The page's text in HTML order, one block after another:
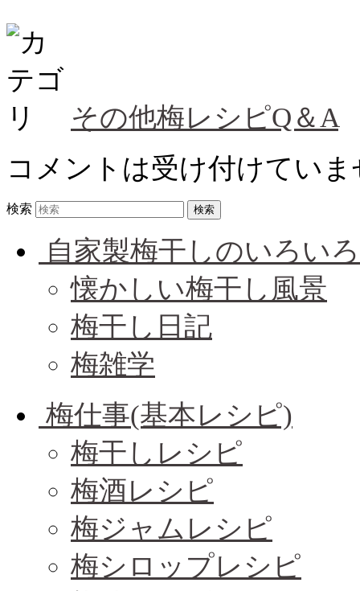
その他梅レシピQ＆A
コメントは受け付けてい
検索
自家製梅干しのいろいろ
懐かしい梅干し風景
梅干し日記
梅雑学
梅仕事(基本レシピ)
梅干しレシピ
梅酒レシピ
梅ジャムレシピ
梅シロップレシピ